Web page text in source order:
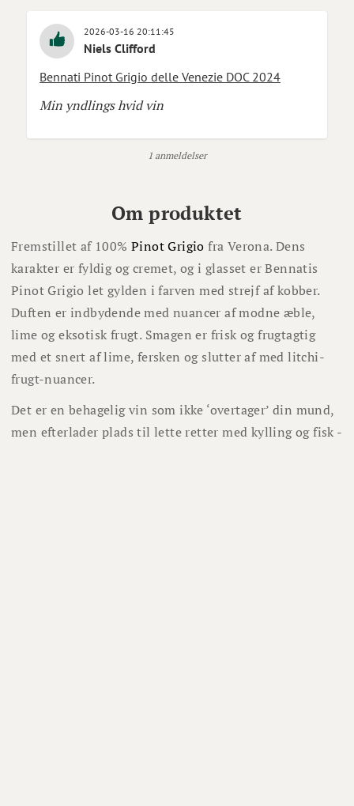
2026-03-16 20:11:45
Niels Clifford
Bennati Pinot Grigio delle Venezie DOC 2024
Min yndlings hvid vin
1 anmeldelser
Om produktet
Fremstillet af 100% Pinot Grigio fra Verona. Dens
karakter er fyldig og cremet, og i glasset er Bennatis
Pinot Grigio let gylden i farven med strejf af kobber.
Duften er indbydende med nuancer af modne æble,
lime og eksotisk frugt. Smagen er frisk og frugtagtig
med et snert af lime, fersken og slutter af med litchi-
frugt-nuancer.
Det er en behagelig vin som ikke ‘overtager’ din mund,
men efterlader plads til lette retter med kylling og fisk -